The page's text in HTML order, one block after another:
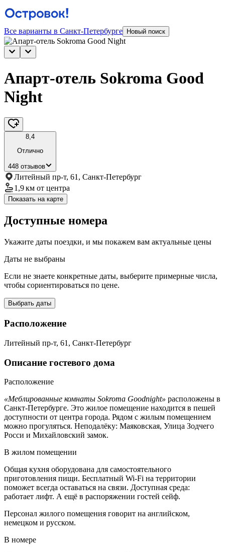
Все варианты в Санкт-Петербурге Новый поиск
Апарт-отель Sokroma Good
Night
8,4
Отлично
448 отзывов
Литейный пр-т, 61, Санкт-Петербург
1,9 км от центра
Показать на карте
Доступные номера
Укажите даты поездки, и мы покажем вам актуальные цены
Даты не выбраны
Если не знаете конкретные даты, выберите примерные числа,
чтобы сориентироваться по цене.
Выбрать даты
Расположение
Литейный пр-т, 61, Санкт-Петербург
Описание гостевого дома
Расположение
«Меблированные комнаты Sokroma Goodnight» расположены в
Санкт-Петербурге. Это жилое помещение находится в пешей
доступности от центра города. Рядом с жилым помещением
можно прогуляться. Неподалёку: Маяковская, Улица Зодчего
Росси и Михайловский замок.
В жилом помещении
Общая кухня оборудована для самостоятельного
приготовления пищи. Бесплатный Wi-Fi на территории
поможет всегда оставаться на связи. Доступная среда:
работает лифт. А ещё в распоряжении гостей сейф.
Персонал жилого помещения говорит на английском,
немецком и русском.
В номере